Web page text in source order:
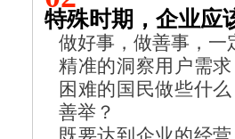
特殊时期，企业应
做好事，做善事，一
精准的洞察用户需
困难的国民做些什
善举？